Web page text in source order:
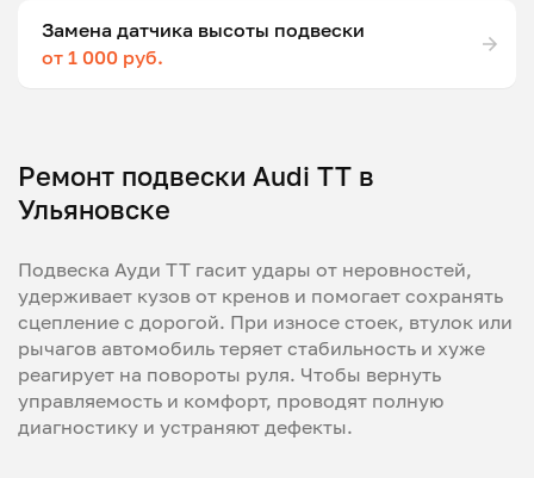
Замена датчика высоты подвески
от 1 000 руб.
Ремонт подвески Audi TT в
Ульяновске
Подвеска Ауди ТТ гасит удары от неровностей,
удерживает кузов от кренов и помогает сохранять
сцепление с дорогой. При износе стоек, втулок или
рычагов автомобиль теряет стабильность и хуже
реагирует на повороты руля. Чтобы вернуть
управляемость и комфорт, проводят полную
диагностику и устраняют дефекты.